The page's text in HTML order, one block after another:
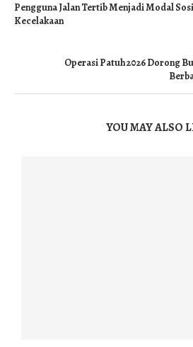
Pengguna Jalan Tertib Menjadi Modal
Kecelakaan
Operasi Patuh 2026 Dorong
YOU MAY ALSO